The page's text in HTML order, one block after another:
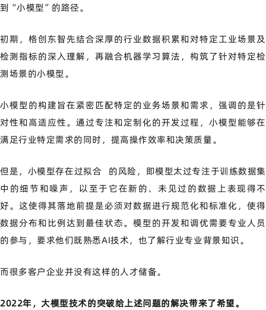
到“小模型”的路径。
初期，格创东智先结合深厚的行业数据积累和对特定工业场景及
检测指标的深入理解，再融合机器学习算法，构筑了针对特定检
测场景的小模型。
小模型的构建旨在紧密匹配特定的业务场景和需求，强调的是针
对性和高适应性。通过专注和定制化的开发过程，小模型能够在
满足行业特定需求的同时，提高操作效率和决策质量。
但是，小模型存在过拟合
的风险，即模型太过专注于训练数据集
中的细节和噪声，以至于它在新的、未见过的数据上表现得不
好。这使得其落地前提是必须对数据进行规范化和标准化，使得
数据分布和比例达到最佳状态。模型的开发和调优需要专业人员
的参与，要求他们既熟悉AI技术，也了解行业专业背景知识。
而很多客户企业并没有这样的人才储备。
2022年，大模型技术的突破给上述问题的解决带来了希望。